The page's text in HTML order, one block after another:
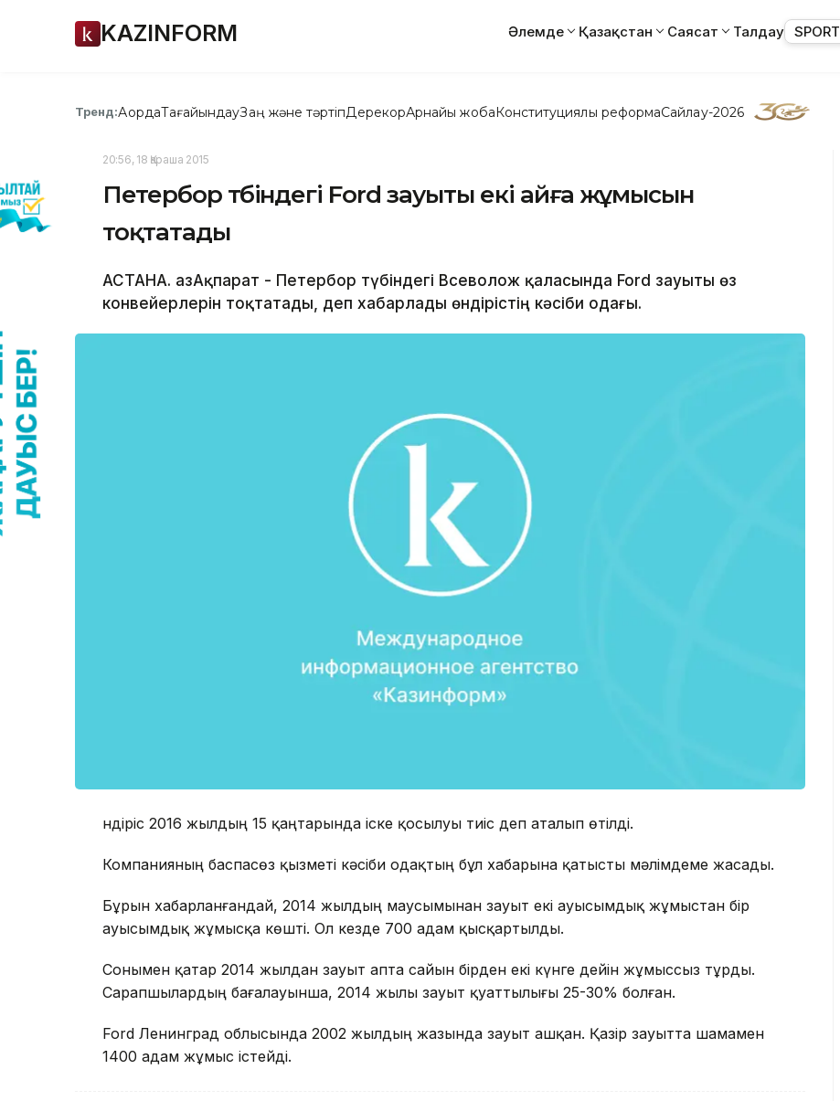
KAZINFORM Әлемде Қазақстан Саясат Талдау SPORT
Тренд:АқордаТағайындауЗаң және тәртіпДерекқорАрнайы жобаКонституциялық реформаСайлау-2026
20:56, 18 Қараша 2015
Петербор түбіндегі Ford зауыты екі айға жұмысын
тоқтатады
АСТАНА. ҚазАқпарат - Петербор түбіндегі Всеволож қаласында Ford зауыты өз
конвейерлерін тоқтатады, деп хабарлады өндірістің кәсіби одағы.
Өндіріс 2016 жылдың 15 қаңтарында іске қосылуы тиіс деп аталып өтілді.
Компанияның баспасөз қызметі кәсіби одақтың бұл хабарына қатысты мәлімдеме жасады.
Бұрын хабарланғандай, 2014 жылдың маусымынан зауыт екі ауысымдық жұмыстан бір
ауысымдық жұмысқа көшті. Ол кезде 700 адам қысқартылды.
Сонымен қатар 2014 жылдан зауыт апта сайын бірден екі күнге дейін жұмыссыз тұрды.
Сарапшылардың бағалауынша, 2014 жылы зауыт қуаттылығы 25-30% болған.
Ford Ленинград облысында 2002 жылдың жазында зауыт ашқан. Қазір зауытта шамамен
1400 адам жұмыс істейді.